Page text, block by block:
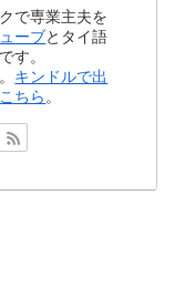
で専業主夫を
ーブとタイ語
す。
。 キンドルで出
こちら。